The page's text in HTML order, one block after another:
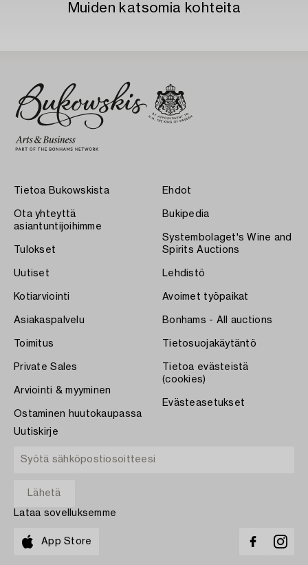
Muiden katsomia kohteita
Tietoa Bukowskista
Ota yhteyttä
asiantuntijoihimme
Tulokset
Uutiset
Kotiarviointi
Asiakaspalvelu
Toimitus
Private Sales
Arviointi & myyminen
Ostaminen huutokaupassa
Ehdot
Bukipedia
Systembolaget's Wine and
Spirits Auctions
Lehdistö
Avoimet työpaikat
Bonhams - All auctions
Tietosuojakäytäntö
Tietoa evästeistä
(cookies)
Evästeasetukset
Uutiskirje
Lataa sovelluksemme
App Store